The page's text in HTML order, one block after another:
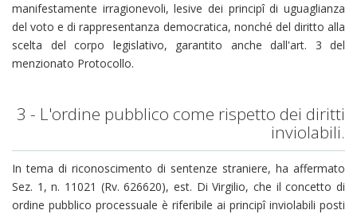
manifestamente irragionevoli, lesive dei principî di uguaglianza
del voto e di rappresentanza democratica, nonché del diritto alla
scelta del corpo legislativo, garantito anche dall'art. 3 del
menzionato Protocollo.
3 - L'ordine pubblico come rispetto dei diritti
inviolabili.
In tema di riconoscimento di sentenze straniere, ha affermato
Sez. 1, n. 11021 (Rv. 626620), est. Di Virgilio, che il concetto di
ordine pubblico processuale è riferibile ai principî inviolabili posti